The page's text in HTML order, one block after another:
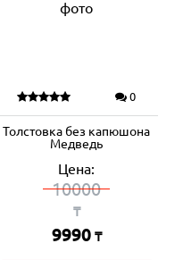
0
Толстовка без капюшона
Медведь
Цена:
10000
₸
9990 ₸